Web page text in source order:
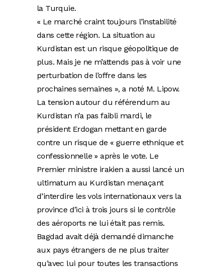
la Turquie.
« Le marché craint toujours l’instabilité
dans cette région. La situation au
Kurdistan est un risque géopolitique de
plus. Mais je ne m’attends pas à voir une
perturbation de l’offre dans les
prochaines semaines », a noté M. Lipow.
La tension autour du référendum au
Kurdistan n’a pas faibli mardi, le
président Erdogan mettant en garde
contre un risque de « guerre ethnique et
confessionnelle » après le vote. Le
Premier ministre irakien a aussi lancé un
ultimatum au Kurdistan menaçant
d’interdire les vols internationaux vers la
province d’ici à trois jours si le contrôle
des aéroports ne lui était pas remis.
Bagdad avait déjà demandé dimanche
aux pays étrangers de ne plus traiter
qu’avec lui pour toutes les transactions